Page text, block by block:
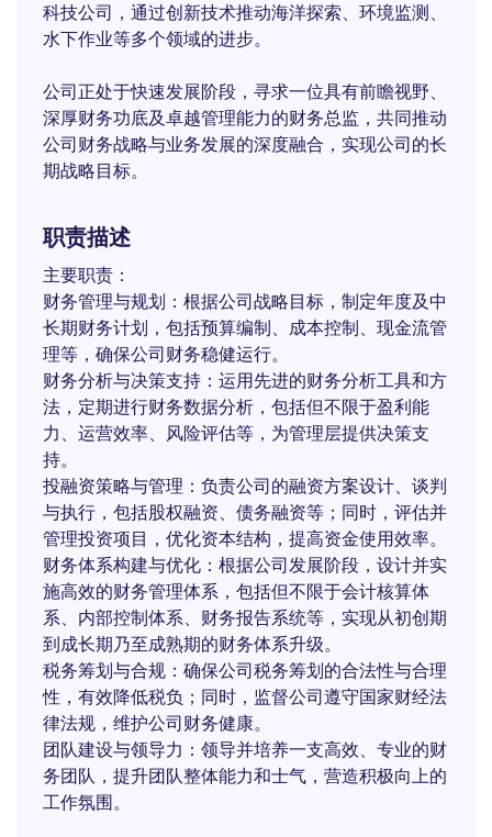
科技公司，通过创新技术推动海洋探索、环境监测、
水下作业等多个领域的进步。
公司正处于快速发展阶段，寻求一位具有前瞻视野、
深厚财务功底及卓越管理能力的财务总监，共同推动
公司财务战略与业务发展的深度融合，实现公司的长
期战略目标。
职责描述
主要职责：
财务管理与规划：根据公司战略目标，制定年度及中
长期财务计划，包括预算编制、成本控制、现金流管
理等，确保公司财务稳健运行。
财务分析与决策支持：运用先进的财务分析工具和方
法，定期进行财务数据分析，包括但不限于盈利能
力、运营效率、风险评估等，为管理层提供决策支
持。
投融资策略与管理：负责公司的融资方案设计、谈判
与执行，包括股权融资、债务融资等；同时，评估并
管理投资项目，优化资本结构，提高资金使用效率。
财务体系构建与优化：根据公司发展阶段，设计并实
施高效的财务管理体系，包括但不限于会计核算体
系、内部控制体系、财务报告系统等，实现从初创期
到成长期乃至成熟期的财务体系升级。
税务筹划与合规：确保公司税务筹划的合法性与合理
性，有效降低税负；同时，监督公司遵守国家财经法
律法规，维护公司财务健康。
团队建设与领导力：领导并培养一支高效、专业的财
务团队，提升团队整体能力和士气，营造积极向上的
工作氛围。